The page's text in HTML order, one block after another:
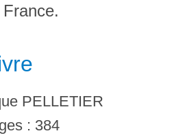
PELLETIER
: 384